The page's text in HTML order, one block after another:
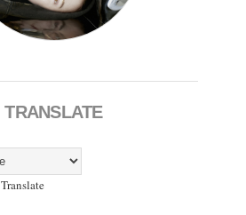
TRANSLATE
Translate